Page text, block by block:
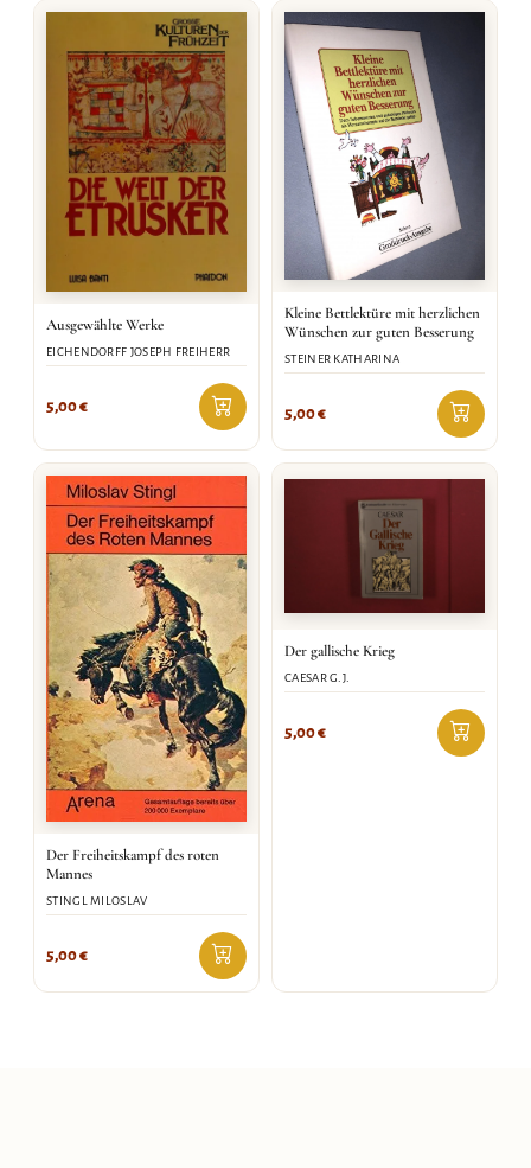
Ausgewählte Werke
EICHENDORFF JOSEPH FREIHERR
5,00€
Kleine Bettlektüre mit herzlichen
Wünschen zur guten Besserung
STEINER KATHARINA
5,00€
Der Freiheitskampf des roten
Mannes
STINGL MILOSLAV
5,00€
Der gallische Krieg
CAESAR G.J.
5,00€